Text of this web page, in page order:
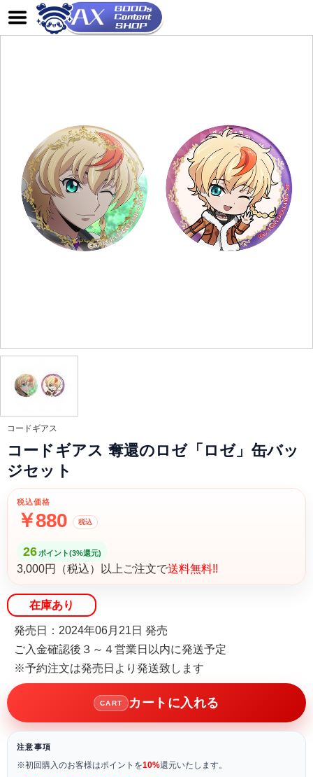
コードギアス
コードギアス 奪還のロゼ「ロゼ」缶バッ
ジセット
税込価格
￥880 税込
26 ポイント(3%還元)
3,000円（税込）以上ご注文で送料無料!!
在庫あり
発売日：2024年06月21日 発売
ご入金確認後３～４営業日以内に発送予定
※予約注文は発売日より発送致します
CART カートに入れる
注意事項
※初回購入のお客様はポイントを10%還元いたします。